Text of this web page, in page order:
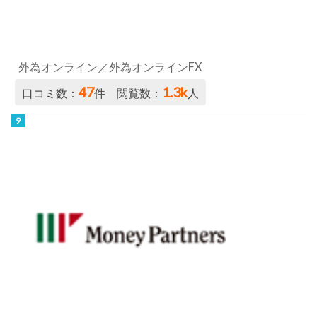
外為オンライン／外為オンラインFX
口コミ数：47件 閲覧数： 1.3k人